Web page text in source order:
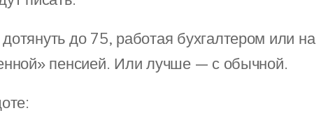
до 75, работая бухгалтером или на
пенсией. Или лучше — с обычной.